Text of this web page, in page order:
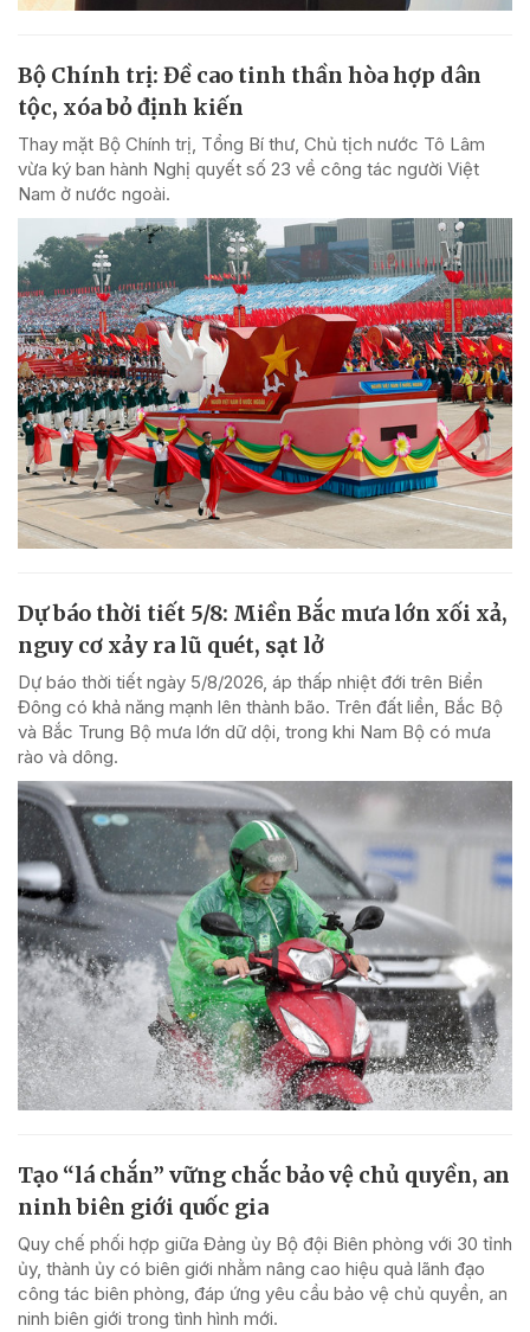
Bộ Chính trị: Đề cao tinh thần hòa hợp dân
tộc, xóa bỏ định kiến
Thay mặt Bộ Chính trị, Tổng Bí thư, Chủ tịch nước Tô Lâm
vừa ký ban hành Nghị quyết số 23 về công tác người Việt
Nam ở nước ngoài.
Dự báo thời tiết 5/8: Miền Bắc mưa lớn xối xả,
nguy cơ xảy ra lũ quét, sạt lở
Dự báo thời tiết ngày 5/8/2026, áp thấp nhiệt đới trên Biển
Đông có khả năng mạnh lên thành bão. Trên đất liền, Bắc Bộ
và Bắc Trung Bộ mưa lớn dữ dội, trong khi Nam Bộ có mưa
rào và dông.
Tạo “lá chắn” vững chắc bảo vệ chủ quyền, an
ninh biên giới quốc gia
Quy chế phối hợp giữa Đảng ủy Bộ đội Biên phòng với 30 tỉnh
ủy, thành ủy có biên giới nhằm nâng cao hiệu quả lãnh đạo
công tác biên phòng, đáp ứng yêu cầu bảo vệ chủ quyền, an
ninh biên giới trong tình hình mới.